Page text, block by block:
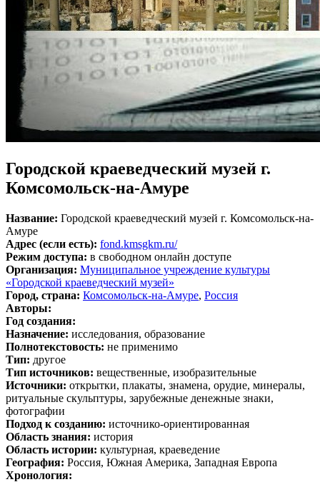
Городской краеведческий музей г.
Комсомольск-на-Амуре
Название: Городской краеведческий музей г. Комсомольск-на-
Амуре
Адрес (если есть): fond.kmsgkm.ru/
Режим доступа: в свободном онлайн доступе
Организация: Муниципальное учреждение культуры
«Городской краеведческий музей»
Город, страна: Комсомольск-на-Амуре, Россия
Авторы:
Год создания:
Назначение: исследования, образование
Полнотекстовость: не применимо
Тип: другое
Тип источников: вещественные, изобразительные
Источники: открытки, плакаты, знамена, орудие, минералы,
ритуальные скульптуры, зарубежные денежные знаки,
фотографии
Подход к созданию: источнико-ориентированная
Область знания: история
Область истории: культурная, краеведение
География: Россия, Южная Америка, Западная Европа
Хронология: